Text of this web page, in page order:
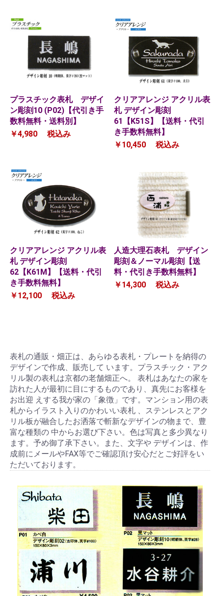
プラスチック表札 デザイ
ン彫刻10 (P02)【代引き手
数料無料・送料別】
￥4,980
税込み
クリアアレンジ アクリル表
札 デザイン彫刻
61【K51S】【送料・代引
き手数料無料】
￥10,450
税込み
クリアアレンジ アクリル表
札 デザイン彫刻
62【K61M】【送料・代引
き手数料無料】
￥12,100
税込み
人造大理石表札 デザイン
彫刻＆ノーマル彫刻【送
料・代引き手数料無料】
￥14,300
税込み
表札の通販・畑正は、あらゆる表札・プレートを納得の
デザインで作成、販売して います。プラスチック・アク
リル製の表札は京都の老舗畑正へ。 表札はあなたの家を
訪れた人が最初に目にするものであり、真先にお客様を
お出迎 えする我が家の「象徴」です。マンション用の表
札からイラスト入りのかわいい表札 、ステンレスとアク
リル板が融合したお洒落で斬新なデザインの物まで、豊
富な種類の 中からお選び下さい。色は写真と多少異なり
ます。予め御了承下さい。また、文字や デザインは、作
成前にメールやFAX等でご確認頂け安心だとご好評をい
ただいております。